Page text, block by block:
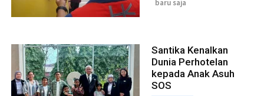
baru saja
Santika Kenalkan
Dunia Perhotelan
kepada Anak Asuh
SOS